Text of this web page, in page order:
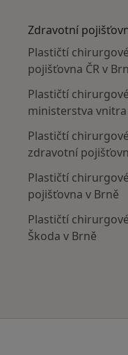
Zdravotní
Plastičtí
pojišťovna ČR v
Plastičtí
ministerstva vnitra
Plastičtí
zdravotní
Plastičtí
pojišťovna v Brně
Plastičtí
Škoda v Brně